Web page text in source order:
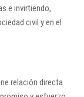
e invirtiendo,
civil y en el
relación directa